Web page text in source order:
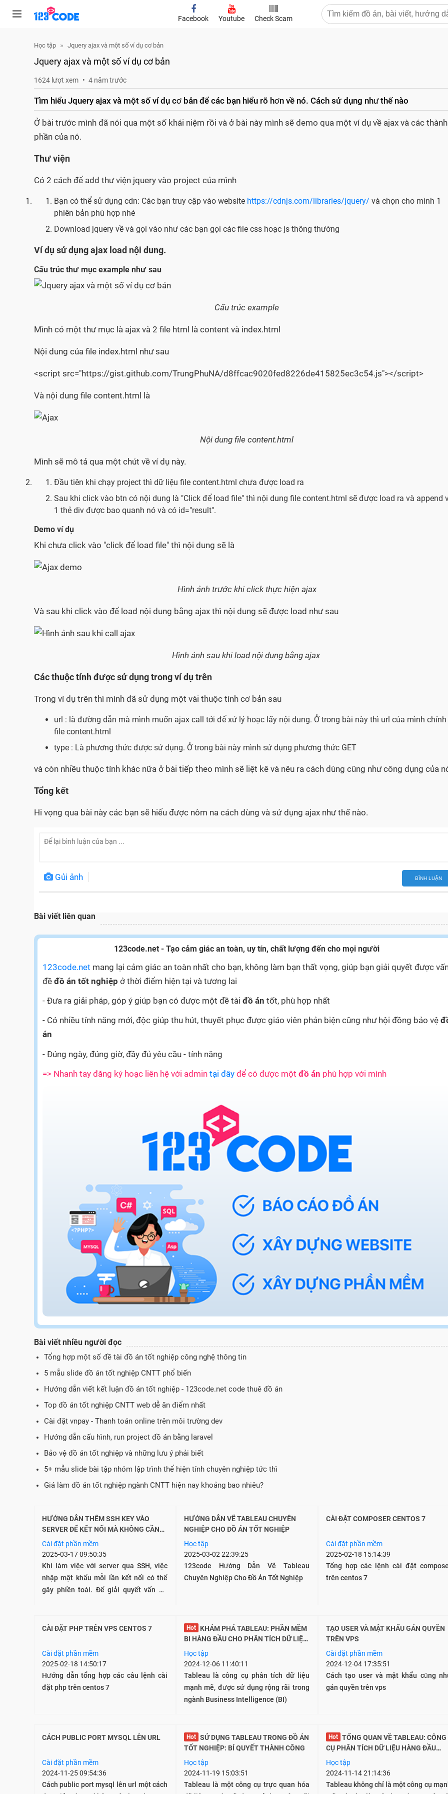
Facebook Youtube Check Scam
Học tập Jquery ajax và một số ví dụ cơ bản
Jquery ajax và một số ví dụ cơ bản
1624 lượt xem 4 năm trước
Tìm hiểu Jquery ajax và một số ví dụ cơ bản để các bạn hiểu rõ hơn về nó. Cách sử dụng như thế nào
Ở bài trước mình đã nói qua một số khái niệm rồi và ở bài này mình sẽ demo qua một ví dụ về ajax và các thành
phần của nó.
Thư viện
Có 2 cách để add thư viện jquery vào project của mình
Bạn có thể sử dụng cdn: Các bạn truy cập vào website https://cdnjs.com/libraries/jquery/ và chọn cho mình 1
phiên bản phù hợp nhé
Download jquery về và gọi vào như các bạn gọi các file css hoạc js thông thường
Ví dụ sử dụng ajax load nội dung.
Cấu trúc thư mục example như sau
Cấu trúc example
Mình có một thư mục là ajax và 2 file html là content và index.html
Nội dung của file index.html như sau
<script src="https://gist.github.com/TrungPhuNA/d8ffcac9020fed8226de415825ec3c54.js"></script>
Và nội dung file content.html là
Nội dung file content.html
Mình sẽ mô tả qua một chút về ví dụ này.
Đầu tiên khi chạy project thì dữ liệu file content.html chưa được load ra
Sau khi click vào btn có nội dung là "Click để load file" thì nội dung file content.html sẽ được load ra và append
1 thẻ div được bao quanh nó và có id="result".
Demo ví dụ
Khi chưa click vào "click để load file" thì nội dung sẽ là
Hình ảnh trước khi click thực hiện ajax
Và sau khi click vào để load nội dung bằng ajax thì nội dung sẽ được load như sau
Hình ảnh sau khi load nội dung bằng ajax
Các thuộc tính được sử dụng trong ví dụ trên
Trong ví dụ trên thì mình đã sử dụng một vài thuộc tính cơ bản sau
url : là đường dẫn mà mình muốn ajax call tới để xử lý hoạc lấy nội dung. Ở trong bài này thì url của mình
file content.html
type : Là phương thức được sử dụng. Ở trong bài này mình sử dụng phương thức GET
và còn nhiều thuộc tính khác nữa ở bài tiếp theo mình sẽ liệt kê và nêu ra cách dùng cũng như công dụng của
Tổng kết
Hi vọng qua bài này các bạn sẽ hiểu được nôm na cách dùng và sử dụng ajax như thế nào.
Gủi ảnh BÌNH LUẬN
Bài viết liên quan
123code.net - Tạo cảm giác an toàn, uy tín, chất lượng đến cho mọi người
123code.net mang lại cảm giác an toàn nhất cho bạn, không làm bạn thất vọng, giúp bạn giải quyết được
đề đồ án tốt nghiệp ở thời điểm hiện tại và tương lai
- Đưa ra giải pháp, góp ý giúp bạn có được một đề tài đồ án tốt, phù hợp nhất
- Có nhiều tính năng mới, độc giúp thu hút, thuyết phục được giáo viên phản biện cũng như hội đồng bảo vệ
án
- Đúng ngày, đúng giờ, đầy đủ yêu cầu - tính năng
=> Nhanh tay đăng ký hoạc liên hệ với admin tại đây để có được một đồ án phù hợp với mình
Bài viết nhiều người đọc
Tổng hợp một số đề tài đồ án tốt nghiệp công nghệ thông tin
5 mẫu slide đồ án tốt nghiệp CNTT phổ biến
Hướng dẫn viết kết luận đồ án tốt nghiệp - 123code.net code thuê đồ án
Top đồ án tốt nghiệp CNTT web dễ ăn điểm nhất
Cài đặt vnpay - Thanh toán online trên môi trường dev
Hướng dẫn cấu hình, run project đồ án bằng laravel
Bảo vệ đồ án tốt nghiệp và những lưu ý phải biết
5+ mẫu slide bài tập nhóm lập trình thể hiện tính chuyên nghiệp tức thì
Giá làm đồ án tốt nghiệp ngành CNTT hiện nay khoảng bao nhiêu?
HƯỚNG DẪN THÊM SSH KEY VÀO
SERVER ĐỂ KẾT NỐI MÀ KHÔNG CẦN
NHẬP MẬT KHẨU
Cài đặt phần mềm
2025-03-17 09:50:35
Khi làm việc với server qua SSH, việc
nhập mật khẩu mỗi lần kết nối có thể
gây phiền toái. Để giải quyết vấn đề
thêm SSH key vào server của mình.
HƯỚNG DẪN VẼ TABLEAU CHUYÊN
NGHIỆP CHO ĐỒ ÁN TỐT NGHIỆP
Học tập
2025-03-02 22:39:25
123code Hướng Dẫn Vẽ Tableau
Chuyên Nghiệp Cho Đồ Án Tốt Nghiệp
CÀI ĐẶT COMPOSER CENTOS 7
Cài đặt phần mềm
2025-02-18 15:14:39
Tổng hợp các lệnh cài đặt
trên centos 7
CÀI ĐẶT PHP TRÊN VPS CENTOS 7
Cài đặt phần mềm
2025-02-18 14:50:17
Hướng dẫn tổng hợp các câu lệnh cài
đặt php trên centos 7
Hot
BI HÀNG ĐẦU CHO PHÂN TÍCH DỮ LIỆU
VÀ TRỰC QUAN HOÁ
Học tập
2024-12-06 11:40:11
Tableau là công cụ phân tích dữ liệu
mạnh mẽ, được sử dụng rộng rãi trong
ngành Business Intelligence (BI)
TẠO USER VÀ MẬT KHẨU GÁN QUYỀN
TRÊN VPS
Cài đặt phần mềm
2024-12-04 17:35:51
Cách tạo user và mật khẩu cũng
gán quyền trên vps
CÁCH PUBLIC PORT MYSQL LÊN URL
Cài đặt phần mềm
2024-11-25 09:54:36
Cách public port mysql lên url một cách
Hot
TỐT NGHIỆP: BÍ QUYẾT THÀNH CÔNG
Học tập
2024-11-19 15:03:51
Tableau là một công cụ trực quan hóa
Hot
CỤ PHÂN TÍCH DỮ LIỆU HÀNG ĐẦU
CHO ĐỒ ÁN CNTT
Học tập
2024-11-14 21:14:36
Tableau không chỉ là một công cụ